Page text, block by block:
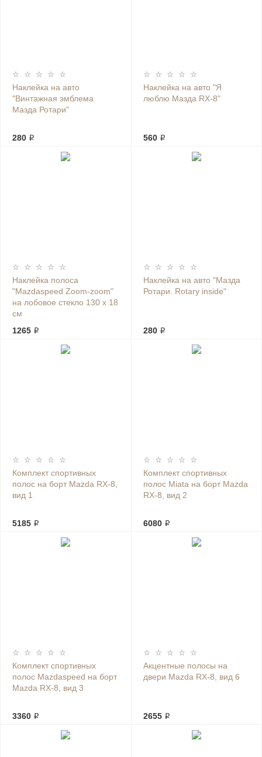
Наклейка на авто
"Винтажная эмблема
Мазда Ротари"
280 ₽
Наклейка на авто "Я
люблю Мазда RX-8"
560 ₽
Наклейка полоса
"Mazdaspeed Zoom-zoom"
на лобовое стекло 130 х 18
см
1265 ₽
Наклейка на авто "Мазда
Ротари. Rotary inside"
280 ₽
Комплект спортивных
полос на борт Mazda RX-8,
вид 1
5185 ₽
Комплект спортивных
полос Miata на борт Mazda
RX-8, вид 2
6080 ₽
Комплект спортивных
полос Mazdaspeed на борт
Mazda RX-8, вид 3
3360 ₽
Акцентные полосы на
двери Mazda RX-8, вид 6
2655 ₽